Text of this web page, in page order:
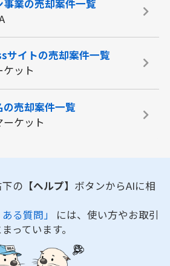
事業の売却案件一覧
サイトの売却案件一覧
ット
の売却案件一覧
ーケット
の 【ヘルプ】 ボタンからAIに相
る質問」 には、使い方やお取引
っています。